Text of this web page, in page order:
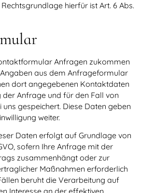
hierfür ist Art. 6 Abs.
Anfragen zukommen
aus dem Anfrageformular
dort angegebenen Kontaktdaten
der Anfrage und für den Fall von
gespeichert. Diese Daten geben
weiter.
Daten erfolgt auf Grundlage von
sofern Ihre Anfrage mit der
zusammenhängt oder zur
Maßnahmen erforderlich
beruht die Verarbeitung auf